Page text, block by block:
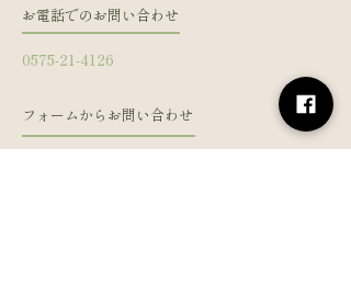
お電話でのお問い合わせ
0575-21-4126
フォームからお問い合わせ